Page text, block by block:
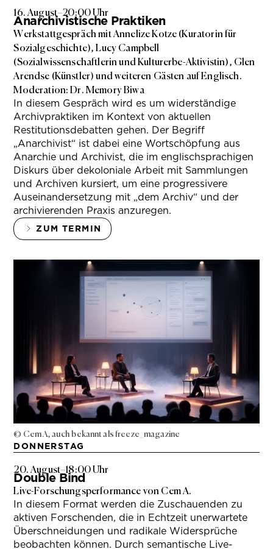
16. August–20:00 Uhr
Anarchivistische Praktiken
Werkstattgespräch mit Annelize Kotze (Kuratorin für
Sozialgeschichte), Lucy Campbell
(Sozialwissenschaftlerin und Kulturerbe-Aktivistin), Glen
Arendse (Künstler) und weiteren Gästen auf Englisch.
Moderation: Dr. Memory Biwa
In diesem Gespräch wird es um widerständige
Archivpraktiken im Kontext von aktuellen
Restitutionsdebatten gehen. Der Begriff
„Anarchivist“ ist dabei eine Wortschöpfung aus
Anarchie und Archivist, die im englischsprachigen
Diskurs über dekoloniale Arbeit mit Sammlungen
und Archiven kursiert, um eine progressivere
Auseinandersetzung mit „dem Archiv“ und der
archivierenden Praxis anzuregen.
ZUM TERMIN
© Cem A, auch bekannt als freeze_magazine
DONNERSTAG
20. August–18:00 Uhr
Double Bind
Live-Forschungsperformance von Cem A.
In diesem Format werden die Zuschauenden zu
aktiven Forschenden, die in Echtzeit unerwartete
Überschneidungen und radikale Widersprüche
beobachten können. Durch semantische Live-